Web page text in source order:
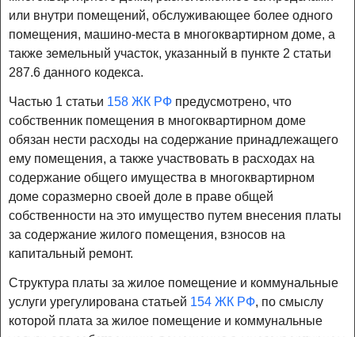
или внутри помещений, обслуживающее более одного
помещения, машино-места в многоквартирном доме, а
также земельный участок, указанный в пункте 2 статьи
287.6 данного кодекса.
Частью 1 статьи 158 ЖК РФ предусмотрено, что
собственник помещения в многоквартирном доме
обязан нести расходы на содержание принадлежащего
ему помещения, а также участвовать в расходах на
содержание общего имущества в многоквартирном
доме соразмерно своей доле в праве общей
собственности на это имущество путем внесения платы
за содержание жилого помещения, взносов на
капитальный ремонт.
Структура платы за жилое помещение и коммунальные
услуги урегулирована статьей 154 ЖК РФ, по смыслу
которой плата за жилое помещение и коммунальные